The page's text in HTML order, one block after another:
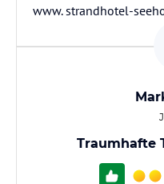
www. strandhotel-
Traumhafte